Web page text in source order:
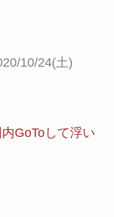
10/24(土)
GoToして浮い